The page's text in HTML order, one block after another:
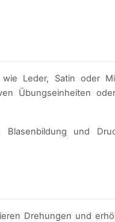
wie Leder, Satin oder
Übungseinheiten
Blasenbildung und
Drehungen und